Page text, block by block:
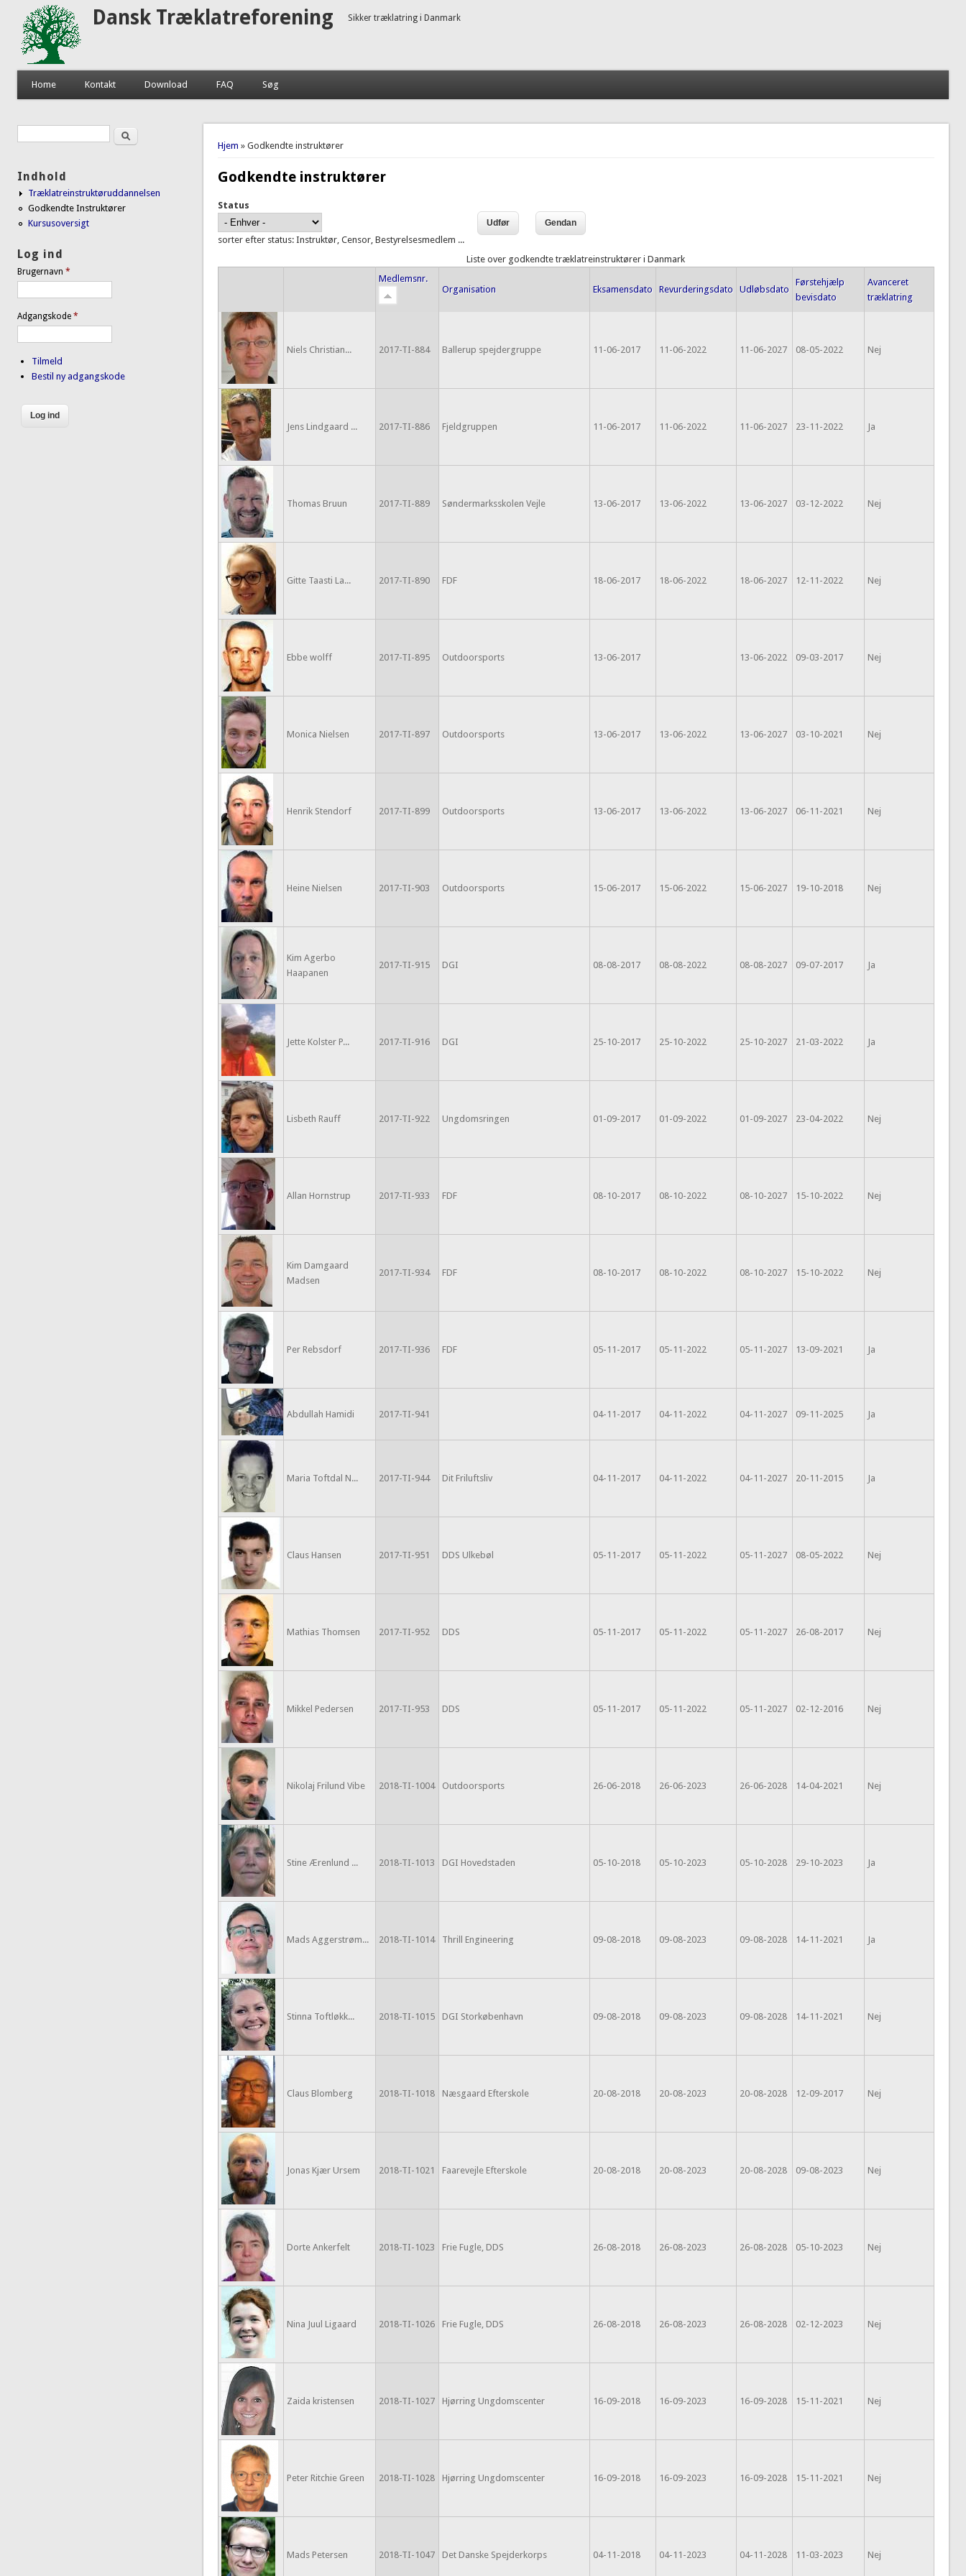
Dansk Træklatreforening Sikker træklatring i Danmark
Home Kontakt Download FAQ Søg
Du er her
Hjem » Godkendte instruktører
Godkendte instruktører
Status
sorter efter status: Instruktør, Censor, Bestyrelsesmedlem ...
Liste over godkendte træklatreinstruktører i Danmark
Medlemsnr.
Organisation
Eksamensdato Revurderingsdato Udløbsdato
Førstehjælp
bevisdato
Avanceret
træklatring
Niels Christian... 2017-TI-884 Ballerup spejdergruppe 11-06-2017 11-06-2022 11-06-2027 08-05-2022 Nej
Jens Lindgaard ... 2017-TI-886 Fjeldgruppen 11-06-2017 11-06-2022 11-06-2027 23-11-2022 Ja
Thomas Bruun 2017-TI-889 Søndermarksskolen Vejle 13-06-2017 13-06-2022 13-06-2027 03-12-2022 Nej
Gitte Taasti La... 2017-TI-890 FDF 18-06-2017 18-06-2022 18-06-2027 12-11-2022 Nej
Ebbe wolff 2017-TI-895 Outdoorsports 13-06-2017 13-06-2022 09-03-2017 Nej
Monica Nielsen 2017-TI-897 Outdoorsports 13-06-2017 13-06-2022 13-06-2027 03-10-2021 Nej
Henrik Stendorf 2017-TI-899 Outdoorsports 13-06-2017 13-06-2022 13-06-2027 06-11-2021 Nej
Heine Nielsen 2017-TI-903 Outdoorsports 15-06-2017 15-06-2022 15-06-2027 19-10-2018 Nej
Kim Agerbo
Haapanen
2017-TI-915 DGI 08-08-2017 08-08-2022 08-08-2027 09-07-2017 Ja
Jette Kolster P... 2017-TI-916 DGI 25-10-2017 25-10-2022 25-10-2027 21-03-2022 Ja
Lisbeth Rauff 2017-TI-922 Ungdomsringen 01-09-2017 01-09-2022 01-09-2027 23-04-2022 Nej
Allan Hornstrup 2017-TI-933 FDF 08-10-2017 08-10-2022 08-10-2027 15-10-2022 Nej
Kim Damgaard
Madsen
2017-TI-934 FDF 08-10-2017 08-10-2022 08-10-2027 15-10-2022 Nej
Per Rebsdorf 2017-TI-936 FDF 05-11-2017 05-11-2022 05-11-2027 13-09-2021 Ja
Abdullah Hamidi 2017-TI-941 04-11-2017 04-11-2022 04-11-2027 09-11-2025 Ja
Maria Toftdal N... 2017-TI-944 Dit Friluftsliv 04-11-2017 04-11-2022 04-11-2027 20-11-2015 Ja
Claus Hansen 2017-TI-951 DDS Ulkebøl 05-11-2017 05-11-2022 05-11-2027 08-05-2022 Nej
Mathias Thomsen 2017-TI-952 DDS 05-11-2017 05-11-2022 05-11-2027 26-08-2017 Nej
Mikkel Pedersen 2017-TI-953 DDS 05-11-2017 05-11-2022 05-11-2027 02-12-2016 Nej
Nikolaj Frilund Vibe 2018-TI-1004 Outdoorsports 26-06-2018 26-06-2023 26-06-2028 14-04-2021 Nej
Stine Ærenlund ... 2018-TI-1013 DGI Hovedstaden 05-10-2018 05-10-2023 05-10-2028 29-10-2023 Ja
Mads Aggerstrøm... 2018-TI-1014 Thrill Engineering 09-08-2018 09-08-2023 09-08-2028 14-11-2021 Ja
Stinna Toftløkk... 2018-TI-1015 DGI Storkøbenhavn 09-08-2018 09-08-2023 09-08-2028 14-11-2021 Nej
Claus Blomberg 2018-TI-1018 Næsgaard Efterskole 20-08-2018 20-08-2023 20-08-2028 12-09-2017 Nej
Jonas Kjær Ursem 2018-TI-1021 Faarevejle Efterskole 20-08-2018 20-08-2023 20-08-2028 09-08-2023 Nej
Dorte Ankerfelt 2018-TI-1023 Frie Fugle, DDS 26-08-2018 26-08-2023 26-08-2028 05-10-2023 Nej
Nina Juul Ligaard 2018-TI-1026 Frie Fugle, DDS 26-08-2018 26-08-2023 26-08-2028 02-12-2023 Nej
Zaida kristensen 2018-TI-1027 Hjørring Ungdomscenter 16-09-2018 16-09-2023 16-09-2028 15-11-2021 Nej
Peter Ritchie Green 2018-TI-1028 Hjørring Ungdomscenter 16-09-2018 16-09-2023 16-09-2028 15-11-2021 Nej
Mads Petersen 2018-TI-1047 Det Danske Spejderkorps 04-11-2018 04-11-2023 04-11-2028 11-03-2023 Nej
Søgefelt Søg
Indhold
Træklatreinstruktøruddannelsen
Godkendte Instruktører
Kursusoversigt
Log ind
Brugernavn *
Adgangskode *
Tilmeld
Bestil ny adgangskode